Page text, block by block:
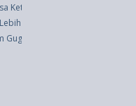
Ketimbang Pria
Sehat?
di Jepang